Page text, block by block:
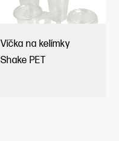
Víčka na kelímky
Shake PET